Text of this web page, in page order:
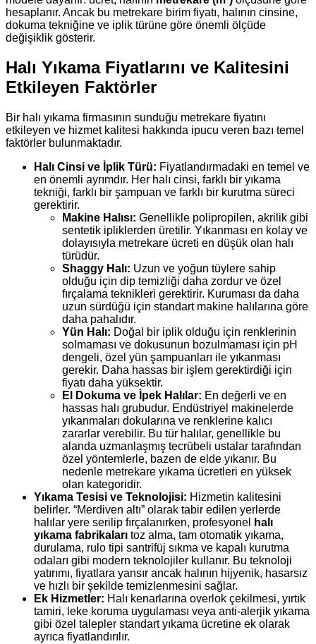
hesaplanır. Ancak bu metrekare birim fiyatı, halının cinsine,
dokuma tekniğine ve iplik türüne göre önemli ölçüde
değişiklik gösterir.
Halı Yıkama Fiyatlarını ve Kalitesini
Etkileyen Faktörler
Bir halı yıkama firmasının sunduğu metrekare fiyatını
etkileyen ve hizmet kalitesi hakkında ipucu veren bazı temel
faktörler bulunmaktadır.
Halı Cinsi ve İplik Türü: Fiyatlandırmadaki en temel ve
en önemli ayrımdır. Her halı cinsi, farklı bir yıkama
tekniği, farklı bir şampuan ve farklı bir kurutma süreci
gerektirir.
Makine Halısı: Genellikle polipropilen, akrilik gibi
sentetik ipliklerden üretilir. Yıkanması en kolay ve
dolayısıyla metrekare ücreti en düşük olan halı
türüdür.
Shaggy Halı: Uzun ve yoğun tüylere sahip
olduğu için dip temizliği daha zordur ve özel
fırçalama teknikleri gerektirir. Kuruması da daha
uzun sürdüğü için standart makine halılarına göre
daha pahalıdır.
Yün Halı: Doğal bir iplik olduğu için renklerinin
solmaması ve dokusunun bozulmaması için pH
dengeli, özel yün şampuanları ile yıkanması
gerekir. Daha hassas bir işlem gerektirdiği için
fiyatı daha yüksektir.
El Dokuma ve İpek Halılar: En değerli ve en
hassas halı grubudur. Endüstriyel makinelerde
yıkanmaları dokularına ve renklerine kalıcı
zararlar verebilir. Bu tür halılar, genellikle bu
alanda uzmanlaşmış tecrübeli ustalar tarafından
özel yöntemlerle, bazen de elde yıkanır. Bu
nedenle metrekare yıkama ücretleri en yüksek
olan kategoridir.
Yıkama Tesisi ve Teknolojisi: Hizmetin kalitesini
belirler. “Merdiven altı” olarak tabir edilen yerlerde
halılar yere serilip fırçalanırken, profesyonel
halı
yıkama fabrikaları toz alma, tam otomatik yıkama,
durulama, rulo tipi santrifüj sıkma ve kapalı kurutma
odaları gibi modern teknolojiler kullanır. Bu teknoloji
yatırımı, fiyatlara yansır ancak halının hijyenik, hasarsız
ve hızlı bir şekilde temizlenmesini sağlar.
Ek Hizmetler: Halı kenarlarına overlok çekilmesi, yırtık
tamiri, leke koruma uygulaması veya anti-alerjik yıkama
gibi özel talepler standart yıkama ücretine ek olarak
ayrıca fiyatlandırılır.